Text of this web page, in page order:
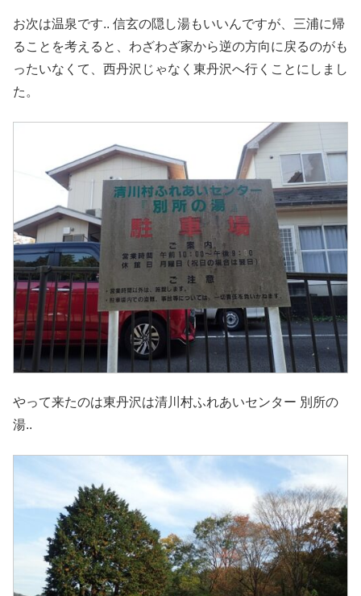
お次は温泉です.. 信玄の隠し湯もいいんですが、三浦に帰
ることを考えると、わざわざ家から逆の方向に戻るのがも
ったいなくて、西丹沢じゃなく東丹沢へ行くことにしまし
た。
やって来たのは東丹沢は清川村ふれあいセンター 別所の
湯..